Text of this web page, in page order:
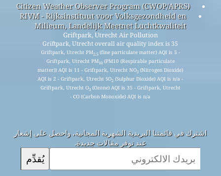
Citizen Weather Observer Program (CWOP/APRS)
RIVM - Rijksinstituut voor Volksgezondheid en
Milieum, Landelijk Meetnet Luchtkwaliteit
Griftpark, Utrecht Air Pollution
Griftpark, Utrecht overall air quality index is 35
Griftpark, Utrecht PM2.5(fine particulate matter) AQI is 5 -
Griftpark, Utrecht PM10(PM10 (Respirable particulate
matter)) AQI is 11 - Griftpark, Utrecht NO 2(Nitrogen Dioxide)
AQI is 2 - Griftpark, Utrecht SO 2(Sulphur Dioxide) AQI is n/a -
Griftpark, Utrecht O 3(Ozone) AQI is 35 - Griftpark, Utrecht
CO (Carbon Monoxide) AQI is n/a -
اشترك في قائمتنا البريدية الشهرية المجانية، واحصل على إشعار
عند توفر مقالات جديدة.
يُقدِّم